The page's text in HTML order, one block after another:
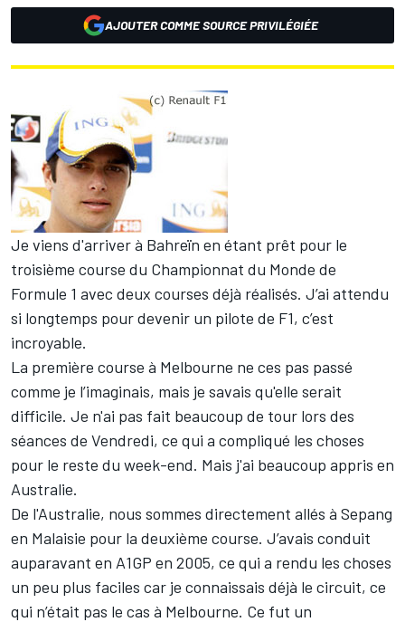
AJOUTER COMME SOURCE PRIVILÉGIÉE
Je viens d'arriver à Bahreïn en étant prêt pour le
troisième course du Championnat du Monde de
Formule 1 avec deux courses déjà réalisés. J’ai attendu
si longtemps pour devenir un pilote de F1, c’est
incroyable.
La première course à Melbourne ne ces pas passé
comme je l’imaginais, mais je savais qu'elle serait
difficile. Je n'ai pas fait beaucoup de tour lors des
séances de Vendredi, ce qui a compliqué les choses
pour le reste du week-end. Mais j'ai beaucoup appris en
Australie.
De l'Australie, nous sommes directement allés à Sepang
en Malaisie pour la deuxième course. J’avais conduit
auparavant en A1GP en 2005, ce qui a rendu les choses
un peu plus faciles car je connaissais déjà le circuit, ce
qui n’était pas le cas à Melbourne. Ce fut un